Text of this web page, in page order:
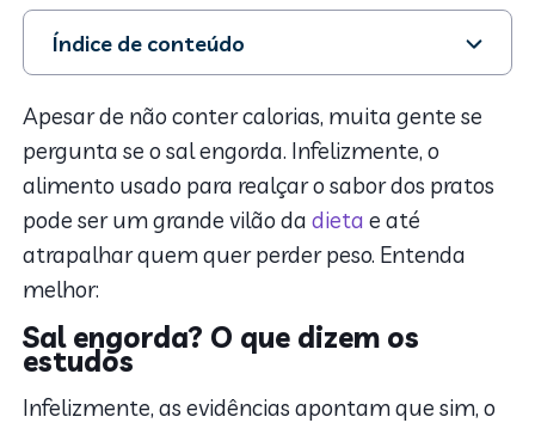
Índice de conteúdo
1. Sal engorda? O que dizem os estudos
2. Sal engorda: Principais explicações
3. Outras consequências para o excesso de sal
4. Quantidade recomendada
5. Como diminuir o sal da alimentação
Apesar de não conter calorias, muita gente se
pergunta se o sal engorda. Infelizmente, o
alimento usado para realçar o sabor dos pratos
pode ser um grande vilão dadieta e até
atrapalhar quem quer perder peso. Entenda
melhor:
Sal engorda? O que dizem os
estudos
Infelizmente, as evidências apontam que sim, o